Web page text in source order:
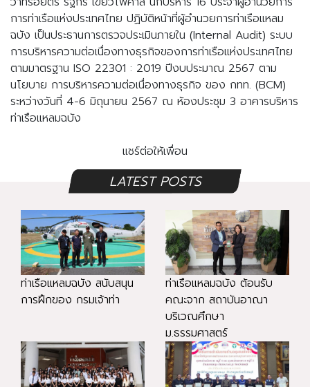
การท่าเรือแห่งประเทศไทย ปฏิบัติหน้าที่ผู้อำนวยการท่าเรือแหลม
ฉบัง เป็นประธานการตรวจประเมินภายใน (Internal Audit) ระบบ
การบริหารความต่อเนื่องทางธุรกิจของการท่าเรือแห่งประเทศไทย
ตามมาตรฐาน ISO 22301 : 2019 ปีงบประมาณ 2567 ตาม
นโยบาย การบริหารความต่อเนื่องทางธุรกิจ ของ กทท. (BCM)
ระหว่างวันที่ 4-6 มิถุนายน 2567 ณ ห้องประชุม 3 อาคารบริหาร
ท่าเรือแหลมฉบัง
แชร์ต่อให้เพื่อน
LATEST POSTS
ท่าเรือแหลมฉบัง สนับสนุน
การฝึกของ กรมเจ้าท่า
ท่าเรือแหลมฉบัง ต้อนรับ
คณะจาก สถาบันอาณา
บริเวณศึกษา
ม.ธรรมศาสตร์